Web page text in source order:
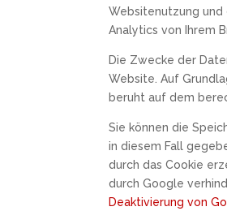
Websitenutzung
Analytics von Ihrem
Die Zwecke der
Website. Auf
beruht auf dem
Sie können die
in diesem Fall
durch das Cookie
durch Google
Deaktivierung von